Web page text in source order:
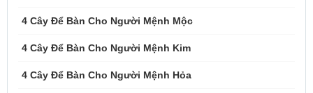
4 Cây Để Bàn Cho Người Mệnh Mộc
4 Cây Để Bàn Cho Người Mệnh Kim
4 Cây Để Bàn Cho Người Mệnh Hỏa